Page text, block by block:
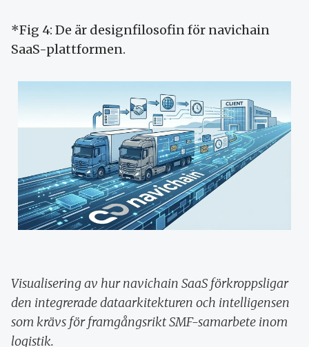
*Fig 4: De är designfilosofin för navichain
SaaS-plattformen.
Visualisering av hur navichain SaaS förkroppsligar
den integrerade dataarkitekturen och intelligensen
som krävs för framgångsrikt SMF-samarbete inom
logistik.